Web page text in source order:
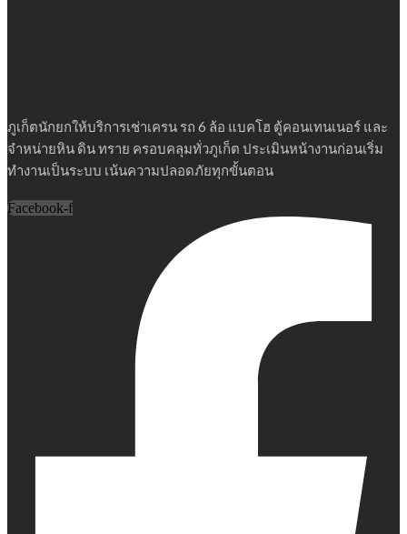
ภูเก็ตนักยกให้บริการเช่าเครน รถ 6 ล้อ แบคโฮ ตู้คอนเทนเนอร์ และ
จำหน่ายหิน ดิน ทราย ครอบคลุมทั่วภูเก็ต ประเมินหน้างานก่อนเริ่ม
ทำงานเป็นระบบ เน้นความปลอดภัยทุกขั้นตอน
Facebook-f